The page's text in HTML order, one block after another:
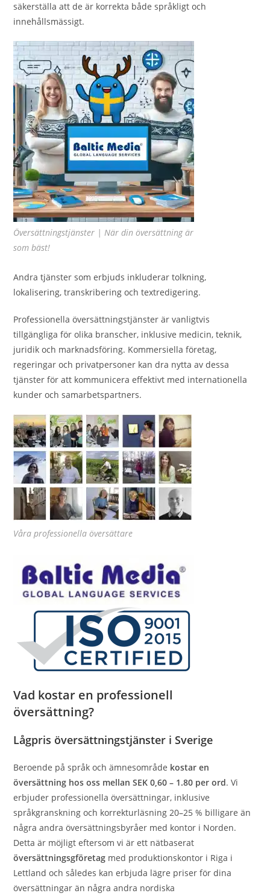
säkerställa att de är korrekta både språkligt och
innehållsmässigt.
Översättningstjänster | När din översättning är
som bäst!
Andra tjänster som erbjuds inkluderar tolkning,
lokalisering, transkribering och textredigering.
Professionella översättningstjänster är vanligtvis
tillgängliga för olika branscher, inklusive medicin, teknik,
juridik och marknadsföring. Kommersiella företag,
regeringar och privatpersoner kan dra nytta av dessa
tjänster för att kommunicera effektivt med internationella
kunder och samarbetspartners.
Våra professionella översättare
Vad kostar en professionell
översättning?
Lågpris översättningstjänster i Sverige
Beroende på språk och ämnesområde kostar en
översättning hos oss mellan SEK 0,60 – 1.80 per ord. Vi
erbjuder professionella översättningar, inklusive
språkgranskning och korrekturläsning 20–25 % billigare än
några andra översättningsbyråer med kontor i Norden.
Detta är möjligt eftersom vi är ett nätbaserat
översättningsgföretag med produktionskontor i Riga i
Lettland och således kan erbjuda lägre priser för dina
översättningar än några andra nordiska